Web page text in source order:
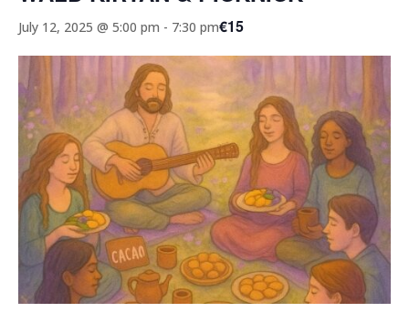
July 12, 2025 @ 5:00 pm - 7:30 pm€15